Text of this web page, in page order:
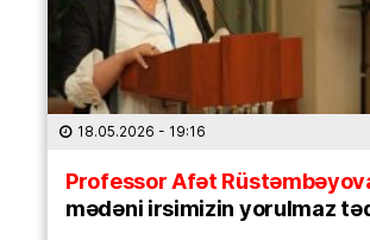
18.05.2026 - 19:16
Professor Afət
mədəni irsimizin yorulmaz